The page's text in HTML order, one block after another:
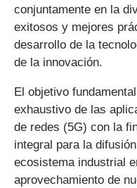
conjuntamente en la
exitosos y mejores
desarrollo de la
de la innovación.
El objetivo
exhaustivo de las
de redes (5G) con la
integral para la
ecosistema industrial
aprovechamiento de